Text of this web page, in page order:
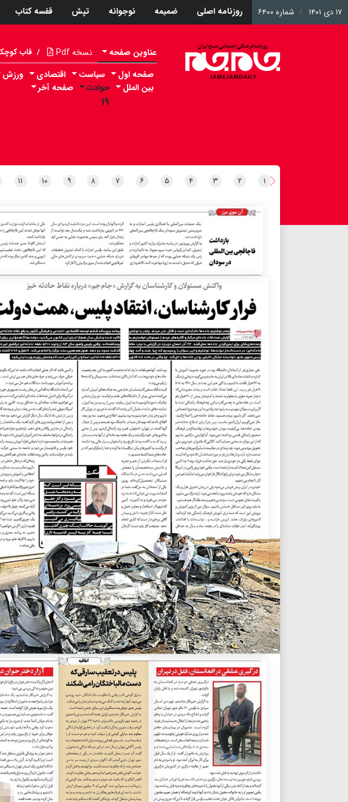
۱۷ دی ۱۴۰۱ شماره ۶۴۰۰ روزنامه اصلی ضمیمه نوجوانه تپش قفسه کتاب
عناوین صفحه نسخه Pdf / قاب
صفحه اول سیاست اقتصادی ورزش
بین الملل
حوادث
۱۹
صفحه آخر
۱ ۲ ۳ ۴ ۵ ۶ ۷ ۸ ۹ ۱۰ ۱۱